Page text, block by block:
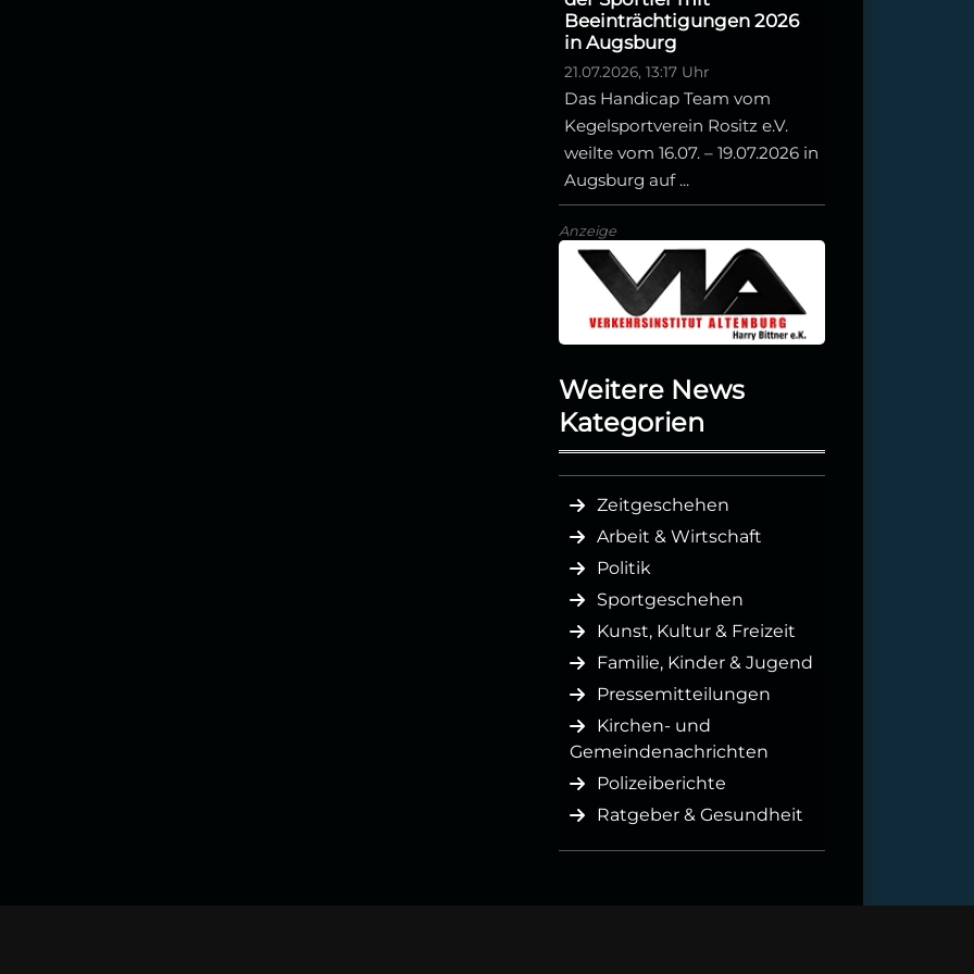
Beeinträchtigungen 2026
in Augsburg
21.07.2026, 13:17 Uhr
Das Handicap Team vom
Kegelsportverein Rositz e.V.
weilte vom 16.07. – 19.07.2026 in
Augsburg auf ...
Anzeige
Weitere News
Kategorien
Zeitgeschehen
Arbeit & Wirtschaft
Politik
Sportgeschehen
Kunst, Kultur & Freizeit
Familie, Kinder & Jugend
Pressemitteilungen
Kirchen- und
Gemeindenachrichten
Polizeiberichte
Ratgeber & Gesundheit